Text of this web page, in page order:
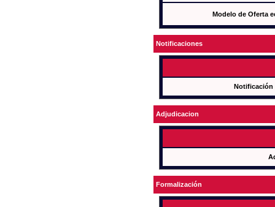
Modelo de Oferta
Notificaciones
Notificación
Adjudicacion
Formalización